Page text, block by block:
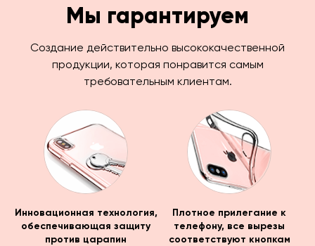
Мы гарантируем
Создание действительно высококачественной
продукции, которая понравится самым
требовательным клиентам.
Инновационная технология,
обеспечивающая защиту
против царапин
Плотное прилегание к
телефону, все вырезы
соответствуют кнопкам